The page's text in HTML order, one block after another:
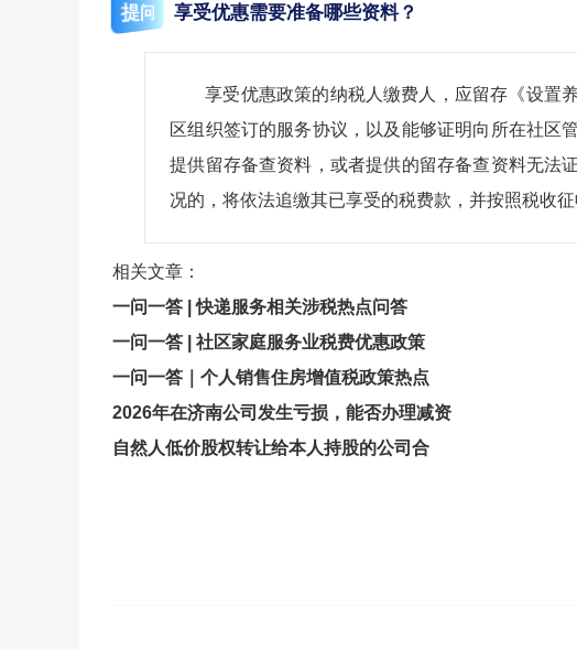
提问 享受优惠需要准备哪些资料？
享受优惠政策的纳税人缴费人，应留存《设置
区组织签订的服务协议，以及能够证明向所在社区
提供留存备查资料，或者提供的留存备查资料无法
况的，将依法追缴其已享受的税费款，并按照税收征
相关文章：
一问一答 | 快递服务相关涉税热点问答
一问一答 | 社区家庭服务业税费优惠政策
一问一答｜个人销售住房增值税政策热点
2026年在济南公司发生亏损，能否办理减资
自然人低价股权转让给本人持股的公司合